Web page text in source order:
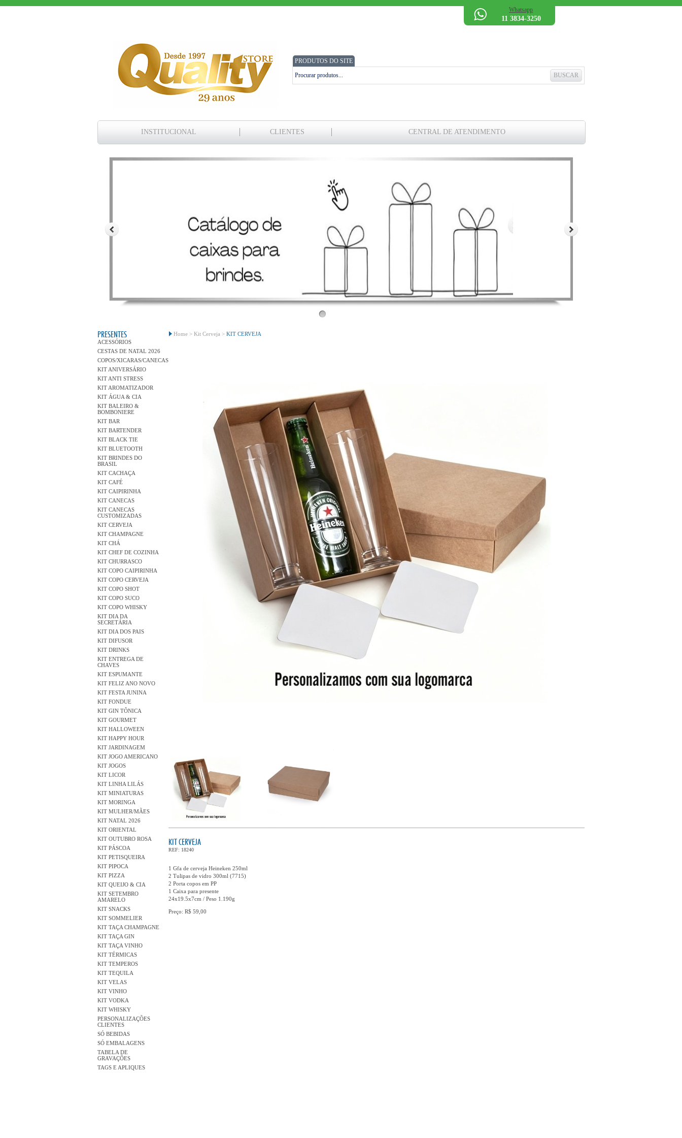
Whatsapp
11 3834-3250
PRODUTOS DO SITE
INSTITUCIONAL CLIENTES CENTRAL DE ATENDIMENTO
Bem Vindo!
Conheça o nosso novo site!
PRESENTES
ACESSÓRIOS
CESTAS DE NATAL 2026
COPOS/XICARAS/CANECAS
KIT ANIVERSÁRIO
KIT ANTI STRESS
KIT AROMATIZADOR
KIT ÁGUA & CIA
KIT BALEIRO &
BOMBONIERE
KIT BAR
KIT BARTENDER
KIT BLACK TIE
KIT BLUETOOTH
KIT BRINDES DO
BRASIL
KIT CACHAÇA
KIT CAFÉ
KIT CAIPIRINHA
KIT CANECAS
KIT CANECAS
CUSTOMIZADAS
KIT CERVEJA
KIT CHAMPAGNE
KIT CHÁ
KIT CHEF DE COZINHA
KIT CHURRASCO
KIT COPO CAIPIRINHA
KIT COPO CERVEJA
KIT COPO SHOT
KIT COPO SUCO
KIT COPO WHISKY
KIT DIA DA
SECRETÁRIA
KIT DIA DOS PAIS
KIT DIFUSOR
KIT DRINKS
KIT ENTREGA DE
CHAVES
KIT ESPUMANTE
KIT FELIZ ANO NOVO
KIT FESTA JUNINA
KIT FONDUE
KIT GIN TÔNICA
KIT GOURMET
KIT HALLOWEEN
KIT HAPPY HOUR
KIT JARDINAGEM
KIT JOGO AMERICANO
KIT JOGOS
KIT LICOR
KIT LINHA LILÁS
KIT MINIATURAS
KIT MORINGA
KIT MULHER/MÃES
KIT NATAL 2026
KIT ORIENTAL
KIT OUTUBRO ROSA
KIT PÁSCOA
KIT PETISQUEIRA
KIT PIPOCA
KIT PIZZA
KIT QUEIJO & CIA
KIT SETEMBRO
AMARELO
KIT SNACKS
KIT SOMMELIER
KIT TAÇA CHAMPAGNE
KIT TAÇA GIN
KIT TAÇA VINHO
KIT TÉRMICAS
KIT TEMPEROS
KIT TEQUILA
KIT VELAS
KIT VINHO
KIT VODKA
KIT WHISKY
PERSONALIZAÇÕES
CLIENTES
SÓ BEBIDAS
SÓ EMBALAGENS
TABELA DE
GRAVAÇÕES
TAGS E APLIQUES
Home > Kit Cerveja > KIT CERVEJA
KIT CERVEJA
REF: 18240
1 Gfa de cerveja Heineken 250ml
2 Tulipas de vidro 300ml (7715)
2 Porta copos em PP
1 Caixa para presente
24x19.5x7cm / Peso 1.190g
Preço: R$ 59,00